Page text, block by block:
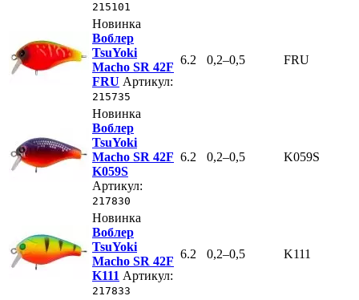
215101
Новинка
Воблер
TsuYoki
Macho SR 42F
FRU Артикул:
215735
6.2 0,2–0,5 FRU
Новинка
Воблер
TsuYoki
Macho SR 42F
K059S
Артикул:
217830
6.2 0,2–0,5 K059S
Новинка
Воблер
TsuYoki
Macho SR 42F
K111 Артикул:
217833
6.2 0,2–0,5 K111